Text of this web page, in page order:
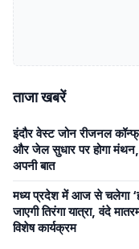
ताजा खबरें
इंदौर वेस्ट जोन रीजनल
और जेल सुधार पर होगा
अपनी बात
मध्य प्रदेश में आज से चलेगा
जाएगी तिरंगा यात्रा, वंदे
विशेष कार्यक्रम